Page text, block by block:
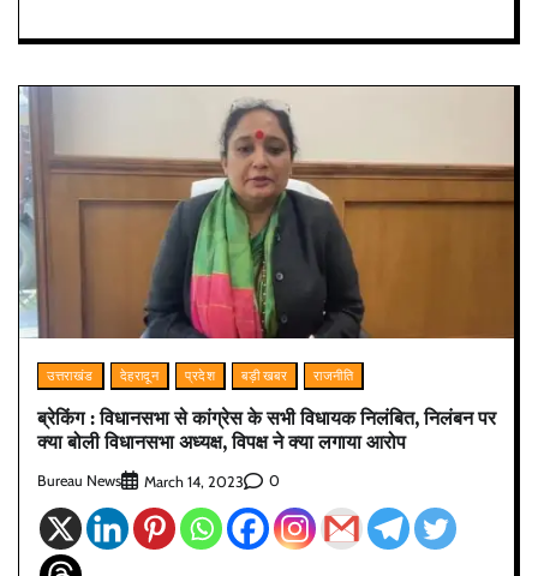
उत्तराखंड देहरादून प्रदेश बड़ी खबर राजनीति
ब्रेकिंग : विधानसभा से कांग्रेस के सभी विधायक निलंबित, निलंबन पर
क्या बोली विधानसभा अध्यक्ष, विपक्ष ने क्या लगाया आरोप
Bureau News March 14, 2023 0